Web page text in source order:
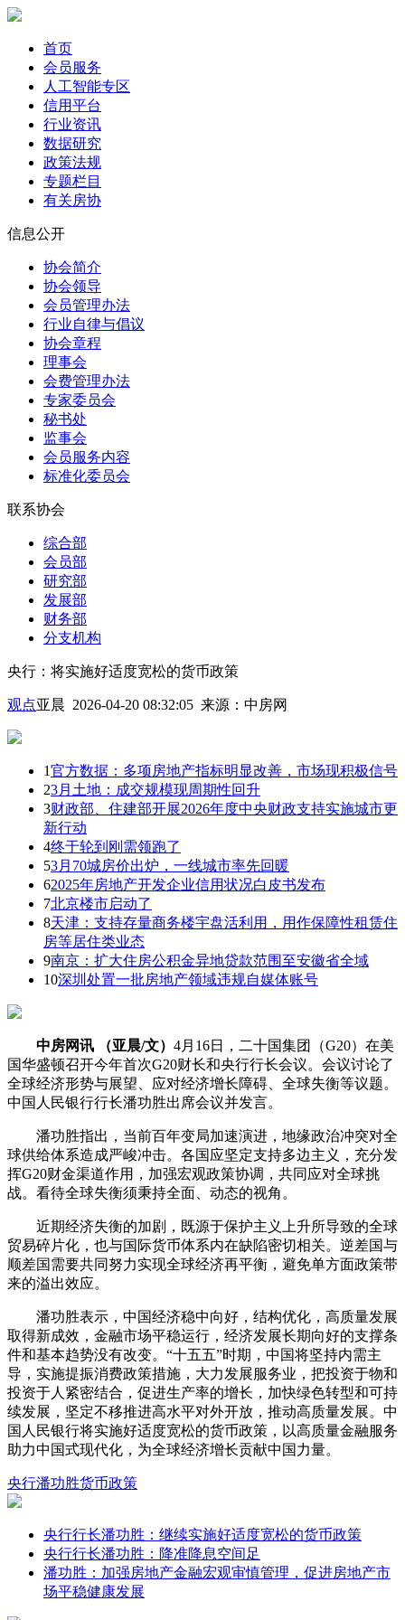
首页
会员服务
人工智能专区
信用平台
行业资讯
数据研究
政策法规
专题栏目
有关房协
信息公开
协会简介
协会领导
会员管理办法
行业自律与倡议
协会章程
理事会
会费管理办法
专家委员会
秘书处
监事会
会员服务内容
标准化委员会
联系协会
综合部
会员部
研究部
发展部
财务部
分支机构
央行：将实施好适度宽松的货币政策
观点亚晨 2026-04-20 08:32:05 来源： 中房网
1官方数据：多项房地产指标明显改善，市场现积极信号
23月土地：成交规模现周期性回升
3财政部、住建部开展2026年度中央财政支持实施城市更
新行动
4终于轮到刚需领跑了
53月70城房价出炉，一线城市率先回暖
62025年房地产开发企业信用状况白皮书发布
7北京楼市启动了
8天津：支持存量商务楼宇盘活利用，用作保障性租赁住
房等居住类业态
9南京：扩大住房公积金异地贷款范围至安徽省全域
10深圳处置一批房地产领域违规自媒体账号
中房网讯 （亚晨/文） 4月16日，二十国集团（G20）在美
国华盛顿召开今年首次G20财长和央行行长会议。会议讨论了
全球经济形势与展望、应对经济增长障碍、全球失衡等议题。
中国人民银行行长潘功胜出席会议并发言。
潘功胜指出，当前百年变局加速演进，地缘政治冲突对全
球供给体系造成严峻冲击。各国应坚定支持多边主义，充分发
挥G20财金渠道作用，加强宏观政策协调，共同应对全球挑
战。看待全球失衡须秉持全面、动态的视角。
近期经济失衡的加剧，既源于保护主义上升所导致的全球
贸易碎片化，也与国际货币体系内在缺陷密切相关。逆差国与
顺差国需要共同努力实现全球经济再平衡，避免单方面政策带
来的溢出效应。
潘功胜表示，中国经济稳中向好，结构优化，高质量发展
取得新成效，金融市场平稳运行，经济发展长期向好的支撑条
件和基本趋势没有改变。“十五五”时期，中国将坚持内需主
导，实施提振消费政策措施，大力发展服务业，把投资于物和
投资于人紧密结合，促进生产率的增长，加快绿色转型和可持
续发展，坚定不移推进高水平对外开放，推动高质量发展。中
国人民银行将实施好适度宽松的货币政策，以高质量金融服务
助力中国式现代化，为全球经济增长贡献中国力量。
央行潘功胜货币政策
央行行长潘功胜：继续实施好适度宽松的货币政策
央行行长潘功胜：降准降息空间足
潘功胜：加强房地产金融宏观审慎管理，促进房地产市
场平稳健康发展